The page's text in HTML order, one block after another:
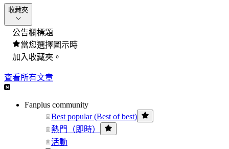
收藏夾
公告欄標題
當您選擇圖示時
加入收藏夾。
查看所有文章
Fanplus community
Best popular (Best of best)
熱門（即時）
活動